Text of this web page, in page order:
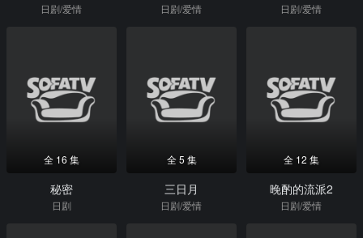
日剧/爱情 日剧/爱情 日剧/爱情
全 16 集
秘密
日剧
全 5 集
三日月
日剧/爱情
全 12 集
晚酌的流派2
日剧/爱情